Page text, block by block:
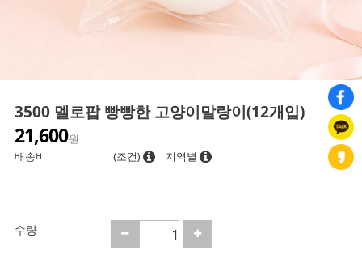
3500 멜로팝 빵빵한 고양이말랑이(12개입)
21,600원
배송비
(조건) 지역별
수량